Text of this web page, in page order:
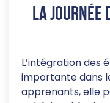
La journée
L’intégration des
importante dans
apprenants, elle